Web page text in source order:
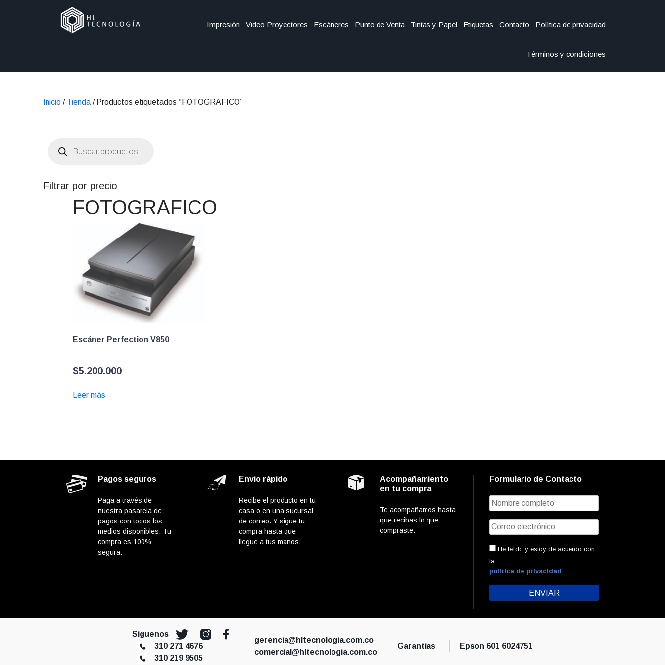
Impresión Video Proyectores Escáneres Punto de Venta Tintas y Papel Etiquetas Contacto Política de privacidad
Términos y condiciones
Inicio / Tienda / Productos etiquetados “FOTOGRAFICO”
productos
Filtrar por precio
FOTOGRAFICO
Escáner Perfection V850
$5.200.000
Leer más
Pagos seguros
Paga a través de
nuestra pasarela de
pagos con todos los
medios disponibles. Tu
compra es 100%
segura.
Envío rápido
Recibe el producto en tu
casa o en una sucursal
de correo. Y sigue tu
compra hasta que
llegue a tus manos.
Acompañamiento
en tu compra
Te acompañamos hasta
que recibas lo que
compraste.
Formulario de Contacto
He leído y estoy de acuerdo con
la
política de privacidad
Síguenos
310 271 4676
310 219 9505
gerencia@hltecnologia.com.co
comercial@hltecnologia.com.co
Garantías Epson 601 6024751